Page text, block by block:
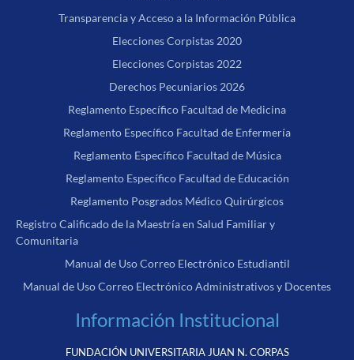
Transparencia y Acceso a la Información Pública
Elecciones Corpistas 2020
Elecciones Corpistas 2022
Derechos Pecuniarios 2026
Reglamento Específico Facultad de Medicina
Reglamento Específico Facultad de Enfermería
Reglamento Específico Facultad de Música
Reglamento Específico Facultad de Educación
Reglamento Posgrados Médico Quirúrgicos
Registro Calificado de la Maestría en Salud Familiar y
Comunitaria
Manual de Uso Correo Electrónico Estudiantil
Manual de Uso Correo Electrónico Administrativos y Docentes
Información Institucional
FUNDACIÓN UNIVERSITARIA JUAN N. CORPAS